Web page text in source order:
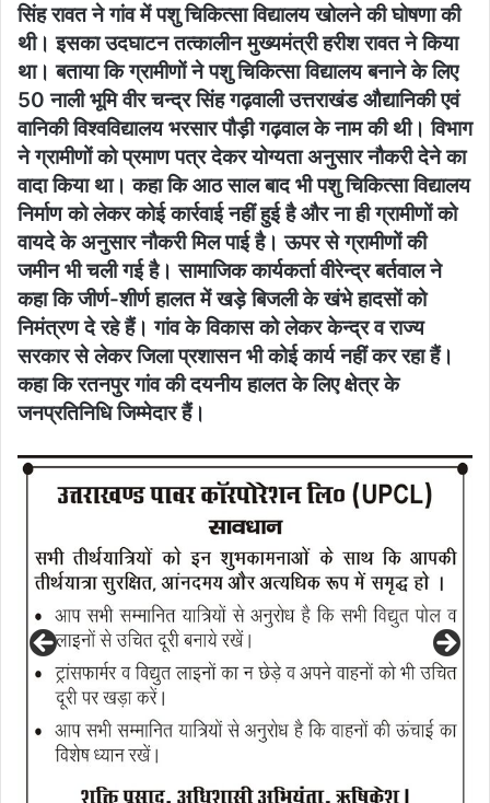
सिंह रावत ने गांव में पशु चिकित्सा विद्यालय खोलने की घोषणा की
थी। इसका उदघाटन तत्कालीन मुख्यमंत्री हरीश रावत ने किया
था। बताया कि ग्रामीणों ने पशु चिकित्सा विद्यालय बनाने के लिए
50 नाली भूमि वीर चन्द्र सिंह गढ़वाली उत्तराखंड औद्यानिकी एवं
वानिकी विश्वविद्यालय भरसार पौड़ी गढ़वाल के नाम की थी। विभाग
ने ग्रामीणों को प्रमाण पत्र देकर योग्यता अनुसार नौकरी देने का
वादा किया था। कहा कि आठ साल बाद भी पशु चिकित्सा विद्यालय
निर्माण को लेकर कोई कार्रवाई नहीं हुई है और ना ही ग्रामीणों को
वायदे के अनुसार नौकरी मिल पाई है। ऊपर से ग्रामीणों की
जमीन भी चली गई है। सामाजिक कार्यकर्ता वीरेन्द्र बर्तवाल ने
कहा कि जीर्ण-शीर्ण हालत में खड़े बिजली के खंभे हादसों को
निमंत्रण दे रहे हैं। गांव के विकास को लेकर केन्द्र व राज्य
सरकार से लेकर जिला प्रशासन भी कोई कार्य नहीं कर रहा हैं।
कहा कि रतनपुर गांव की दयनीय हालत के लिए क्षेत्र के
जनप्रतिनिधि जिम्मेदार हैं।